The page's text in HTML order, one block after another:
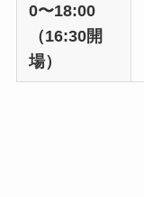
0〜18:00
（16:30開
場）